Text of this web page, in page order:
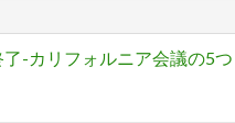
-カリフォルニア会議の5つ